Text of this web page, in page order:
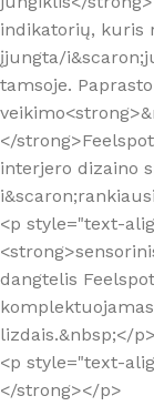
indikatorių, kuris
įjungta/
tamsoje.
</
interjero dizaino
<p style="text-
dangtelis
lizdais.&nbsp;</p>
<p style="text-
</strong></p>